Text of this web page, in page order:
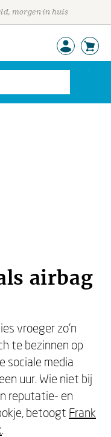
morgen in huis
airbag
vroeger zo’n
te bezinnen op
sociale media
uur. Wie niet bij
reputatie- en
betoogt Frank
.